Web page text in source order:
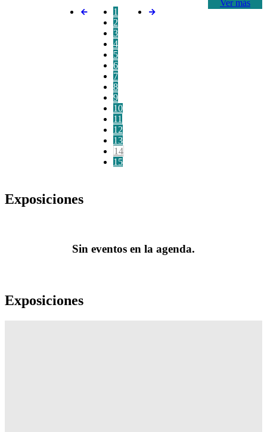
Ver más
1
2
3
4
5
6
7
8
9
10
11
12
13
14
15
Exposiciones
Sin eventos en la agenda.
Exposiciones